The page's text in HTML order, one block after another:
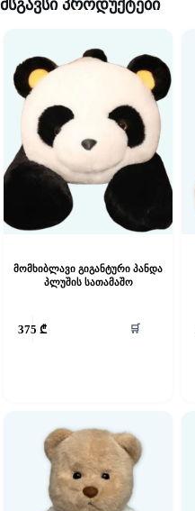
მსგავსი პროდუქტები
მომხიბლავი გიგანტური პანდა
პლუშის სათამაშო
375₾ 🛒